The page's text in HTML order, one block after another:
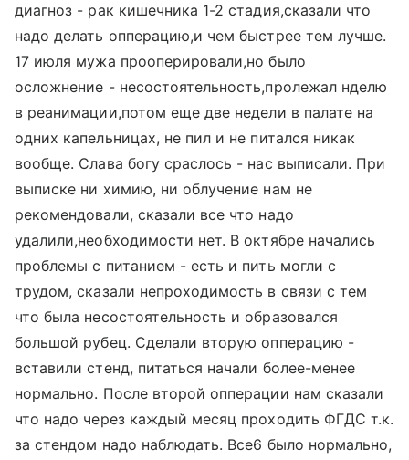
диагноз - рак кишечника 1-2 стадия,сказали что
надо делать опперацию,и чем быстрее тем лучше.
17 июля мужа прооперировали,но было
осложнение - несостоятельность,пролежал нделю
в реанимации,потом еще две недели в палате на
одних капельницах, не пил и не питался никак
вообще. Слава богу сраслось - нас выписали. При
выписке ни химию, ни облучение нам не
рекомендовали, сказали все что надо
удалили,необходимости нет. В октябре начались
проблемы с питанием - есть и пить могли с
трудом, сказали непроходимость в связи с тем
что была несостоятельность и образовался
большой рубец. Сделали вторую опперацию -
вставили стенд, питаться начали более-менее
нормально. После второй опперации нам сказали
что надо через каждый месяц проходить ФГДС т.к.
за стендом надо наблюдать. Все6 было нормально,